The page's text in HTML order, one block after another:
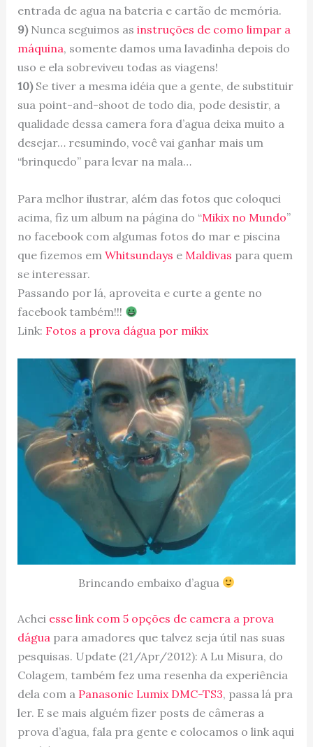
entrada de agua na bateria e cartão de memória.
9)Nunca seguimos as instruções de como limpar a
máquina, somente damos uma lavadinha depois do
uso e ela sobreviveu todas as viagens!
10)Se tiver a mesma idéia que a gente, de substituir
sua point-and-shoot de todo dia, pode desistir, a
qualidade dessa camera fora d’agua deixa muito a
desejar… resumindo, você vai ganhar mais um
“brinquedo” para levar na mala…
Para melhor ilustrar, além das fotos que coloquei
acima, fiz um album na página do “Mikix no Mundo”
no facebook com algumas fotos do mar e piscina
que fizemos em Whitsundays e Maldivas para quem
se interessar.
Passando por lá, aproveita e curte a gente no
facebook também!!!
Link: Fotos a prova dágua por mikix
Brincando embaixo d’agua
Achei esse link com 5 opções de camera a prova
dágua para amadores que talvez seja útil nas suas
pesquisas. Update (21/Apr/2012): A Lu Misura, do
Colagem, também fez uma resenha da experiência
dela com a Panasonic Lumix DMC-TS3, passa lá pra
ler. E se mais alguém fizer posts de câmeras a
prova d’agua, fala pra gente e colocamos o link aqui